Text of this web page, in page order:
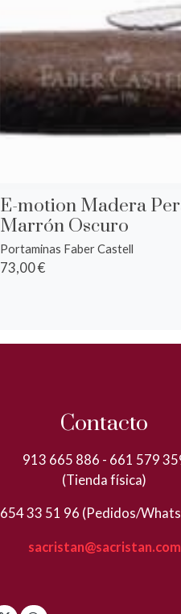
E-motion Madera
Marrón Oscuro
Portaminas Faber Castell
73,00 €
Contacto
913 665 886 - 661 579
(Tienda física)
654 33 51 96 (Pedidos/
sacristan@sacristan.com